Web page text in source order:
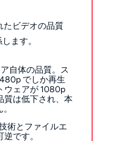
たビデオの品質
ます。
自体の品質。ス
でしか再生
ウェアが 1080p
質は低下され、本
術とファイルエ
です。